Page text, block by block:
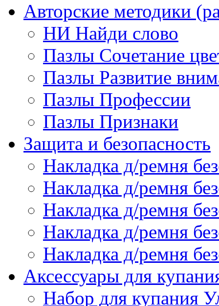
Авторские методики
НИ Найди слово
Пазлы Сочетание
Пазлы Развитие
Пазлы Профессии
Пазлы Признаки
Защита и безопасность
Накладка д/ремня
Накладка д/ремня
Накладка д/ремня
Накладка д/ремня
Накладка д/ремня
Аксессуары для
Набор для купания